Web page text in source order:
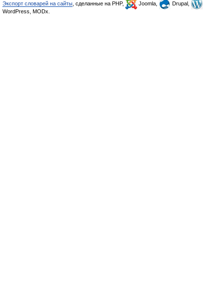
Экспорт словарей на сайты , сделанные на PHP, Joomla,
Drupal,
WordPress, MODx.